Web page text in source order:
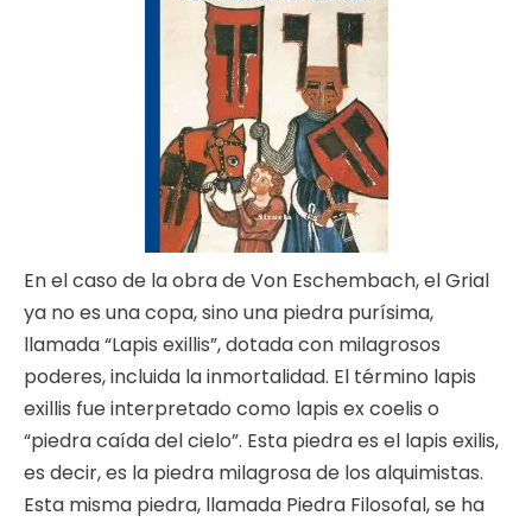
En el caso de la obra de Von Eschembach, el Grial
ya no es una copa, sino una piedra purísima,
llamada “Lapis exillis”, dotada con milagrosos
poderes, incluida la inmortalidad. El término lapis
exillis fue interpretado como lapis ex coelis o
“piedra caída del cielo”. Esta piedra es el lapis exilis,
es decir, es la piedra milagrosa de los alquimistas.
Esta misma piedra, llamada Piedra Filosofal, se ha